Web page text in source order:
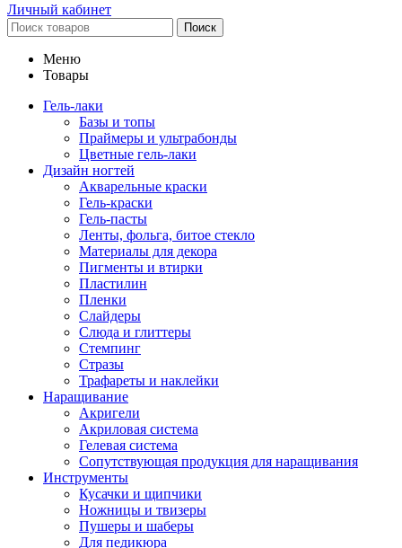
Личный кабинет
Поиск
Меню
Товары
Гель-лаки
Базы и топы
Праймеры и ультрабонды
Цветные гель-лаки
Дизайн ногтей
Акварельные краски
Гель-краски
Гель-пасты
Ленты, фольга, битое стекло
Материалы для декора
Пигменты и втирки
Пластилин
Пленки
Слайдеры
Слюда и глиттеры
Стемпинг
Стразы
Трафареты и наклейки
Наращивание
Акригели
Акриловая система
Гелевая система
Сопутствующая продукция для наращивания
Инструменты
Кусачки и щипчики
Ножницы и твизеры
Пушеры и шаберы
Для педикюра